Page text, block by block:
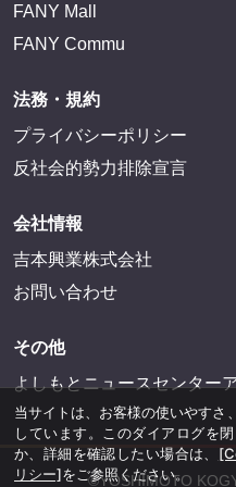
FANY Mall
FANY Commu
法務・規約
プライバシーポリシー
反社会的勢力排除宣言
会社情報
吉本興業株式会社
お問い合わせ
その他
よしもとニュースセンター
©YOSHIMOTO
当サイトは、お客様の使いやす
しています。このダイアログを
か、詳細を確認したい場合は、
リシー]をご参照ください。